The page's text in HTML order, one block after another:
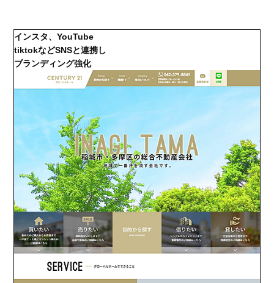
インスタ、YouTube
tiktokなどSNSと連携し
ブランディング強化